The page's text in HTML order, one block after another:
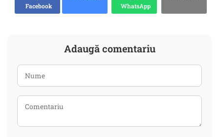
Facebook
WhatsApp
Adaugă comentariu